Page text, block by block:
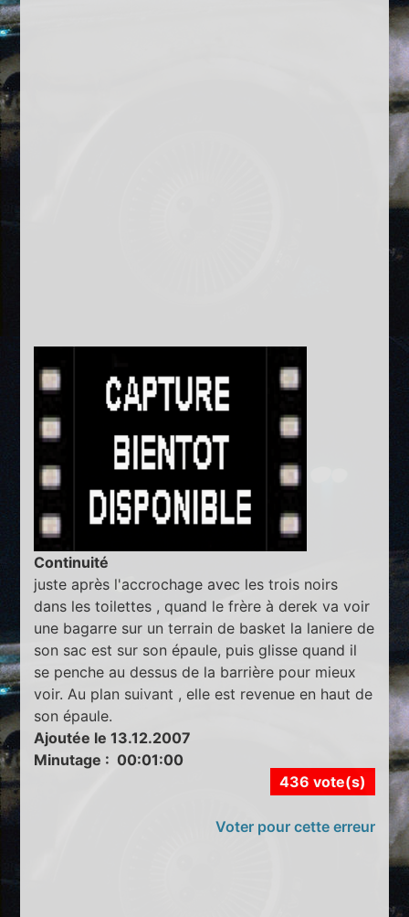
Continuité
juste après l'accrochage avec les trois noirs
dans les toilettes , quand le frère à derek va voir
une bagarre sur un terrain de basket la laniere de
son sac est sur son épaule, puis glisse quand il
se penche au dessus de la barrière pour mieux
voir. Au plan suivant , elle est revenue en haut de
son épaule.
Ajoutée le 13.12.2007
Minutage : 00:01:00
436 vote(s)
Voter pour cette erreur